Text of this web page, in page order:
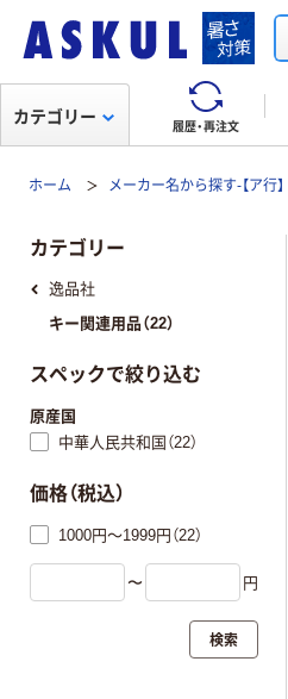
履歴・再注文
カテゴリー
ホーム メーカー名から探す-【ア行】
カテゴリー
逸品社
キー関連用品（22）
スペックで絞り込む
原産国
中華人民共和国（22）
価格（税込）
1000円～1999円（22）
〜 円
検索